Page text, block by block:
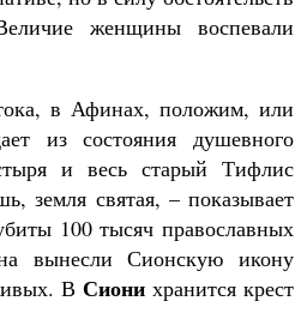
женщины воспевали
в Афинах, положим, или
из состояния душевного
и весь старый Тифлис
земля святая, – показывает
100 тысяч православных
вынесли Сионскую икону
ВСиони хранится крест